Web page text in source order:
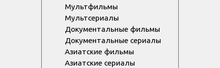
Мультфильмы
Мультсериалы
Документальные фильмы
Документальные сериалы
Азиатские фильмы
Азиатские сериалы